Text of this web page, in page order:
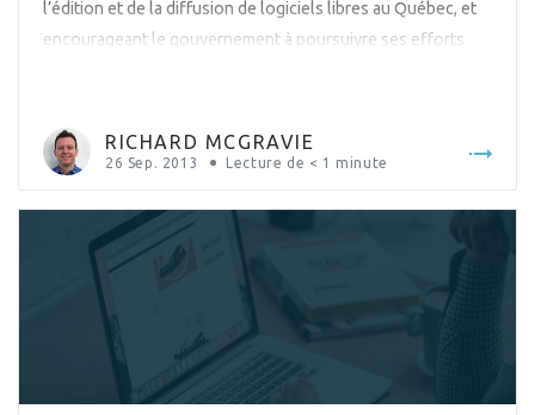
l’édition et de la diffusion de logiciels libres au Québec, et
encourageant le gouvernement à poursuivre ses efforts
RICHARD MCGRAVIE
26 Sep. 2013 Lecture de < 1 minute